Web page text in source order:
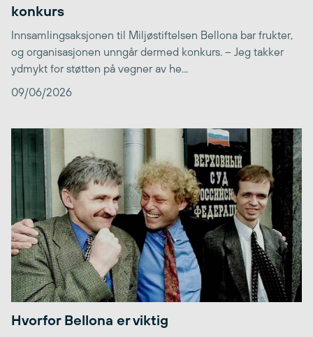
konkurs
Innsamlingsaksjonen til Miljøstiftelsen Bellona bar frukter,
og organisasjonen unngår dermed konkurs. – Jeg takker
ydmykt for støtten på vegner av he...
09/06/2026
Hvorfor Bellona er viktig